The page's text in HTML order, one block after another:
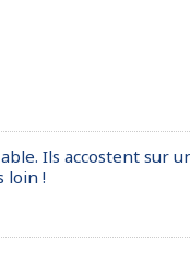
Ils accostent sur
loin !